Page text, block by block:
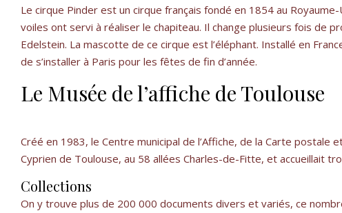
Le cirque Pinder est un cirque français fondé en 1854 au
voiles ont servi à réaliser le chapiteau. Il change plusieurs fois de
Edelstein. La mascotte de ce cirque est l’éléphant. Installé en
de s’installer à Paris pour les fêtes de fin d’année.
Le Musée de l’affiche de Toulouse
Créé en 1983, le Centre municipal de l’Affiche, de la Carte postale
Cyprien de Toulouse, au 58 allées Charles-de-Fitte, et accueillait
Collections
On y trouve plus de 200 000 documents divers et variés, ce